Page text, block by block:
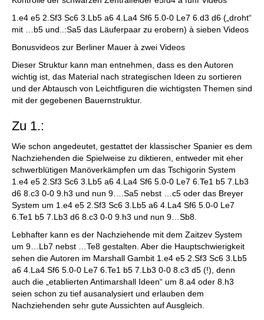
1.e4 e5 2.Sf3 Sc6 3.Lb5 a6 4.La4 Sf6 5.0-0 Le7 6.d3 d6 („droht“
mit …b5 und..:Sa5 das Läuferpaar zu erobern) à sieben Videos
Bonusvideos zur Berliner Mauer à zwei Videos
Dieser Struktur kann man entnehmen, dass es den Autoren
wichtig ist, das Material nach strategischen Ideen zu sortieren
und der Abtausch von Leichtfiguren die wichtigsten Themen sind
mit der gegebenen Bauernstruktur.
Zu 1.:
Wie schon angedeutet, gestattet der klassischer Spanier es dem
Nachziehenden die Spielweise zu diktieren, entweder mit eher
schwerblütigen Manöverkämpfen um das Tschigorin System
1.e4 e5 2.Sf3 Sc6 3.Lb5 a6 4.La4 Sf6 5.0-0 Le7 6.Te1 b5 7.Lb3
d6 8.c3 0-0 9.h3 und nun 9….Sa5 nebst …c5 oder das Breyer
System um 1.e4 e5 2.Sf3 Sc6 3.Lb5 a6 4.La4 Sf6 5.0-0 Le7
6.Te1 b5 7.Lb3 d6 8.c3 0-0 9.h3 und nun 9…Sb8.
Lebhafter kann es der Nachziehende mit dem Zaitzev System
um 9…Lb7 nebst …Te8 gestalten. Aber die Hauptschwierigkeit
sehen die Autoren im Marshall Gambit 1.e4 e5 2.Sf3 Sc6 3.Lb5
a6 4.La4 Sf6 5.0-0 Le7 6.Te1 b5 7.Lb3 0-0 8.c3 d5 (!), denn
auch die „etablierten Antimarshall Ideen“ um 8.a4 oder 8.h3
seien schon zu tief ausanalysiert und erlauben dem
Nachziehenden sehr gute Aussichten auf Ausgleich.